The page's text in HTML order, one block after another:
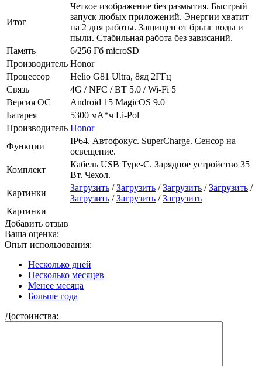
Итог
Четкое изображение без размытия. Быстрый
запуск любых приложений. Энергии хватит
на 2 дня работы. Защищен от брызг воды и
пыли. Стабильная работа без зависаний.
Память
6/256 Гб microSD
Производитель Honor
Процессор
Helio G81 Ultra, 8яд 2ГГц
Связь
4G / NFC / BT 5.0 / Wi-Fi 5
Версия ОС
Android 15 MagicOS 9.0
Батарея
5300 мА*ч Li-Pol
Производитель Honor
Функции
IP64. Автофокус. SuperCharge. Сенсор на
освещение.
Комплект
Кабель USB Type-C. Зарядное устройство 35
Вт. Чехол.
Картинки
Загрузить /Загрузить /Загрузить /Загрузить /
Загрузить /Загрузить /Загрузить
Картинки
Добавить отзыв
Ваша оценка:
Опыт использования:
Несколько дней
Несколько месяцев
Менее месяца
Больше года
Достоинства: